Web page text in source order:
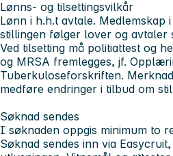
Lønns- og tilsettingsvilkår
Lønn i h.h.t avtale. Medlemskap
stillingen følger lover og avtaler
Ved tilsetting må politiattest og
og MRSA fremlegges, jf.
Tuberkuloseforskriften.
medføre endringer i tilbud om
Søknad sendes
I søknaden oppgis minimum to
Søknad sendes inn via